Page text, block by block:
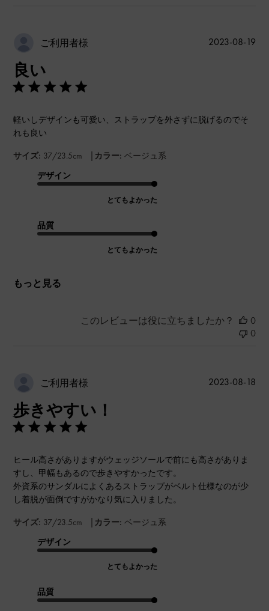
ご利用者様
良い
軽いしデザインも可愛い、ストラップを外さずに脱げるのでそ
れも良い
サイズ: 37/23.5cm | カラー: ベージュ系
デザイン
とてもよかった
品質
とてもよかった
もっと見る
公
2023-08-19
このレビューは役に立ちましたか？
0
0
ご利用者様
歩きやすい！
ヒール高さがありますがウェッジソールで前にも高さがありま
すし、甲幅もあるので歩きやすかったです。
外資系のサンダルによくあるストラップがベルト仕様なのが少
し着脱が面倒ですがかなり気に入りました。
サイズ: 37/23.5cm | カラー: ベージュ系
デザイン
とてもよかった
品質
公
2023-08-18